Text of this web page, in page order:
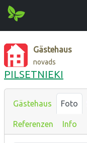
Gästehaus
novads
PILSETNIEKI
Gästehaus Foto
Referenzen Info